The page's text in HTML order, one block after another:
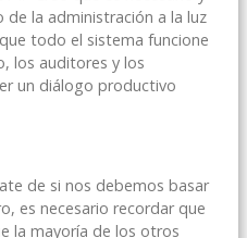
la administración a la luz
todo el sistema funcione
los auditores y los
un diálogo productivo
de si nos debemos basar
es necesario recordar que
la mayoría de los otros